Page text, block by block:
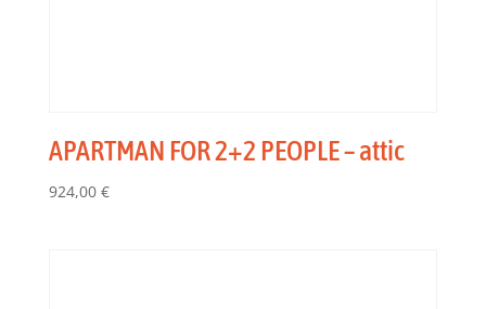
APARTMAN FOR 2+2 PEOPLE – attic
924,00 €